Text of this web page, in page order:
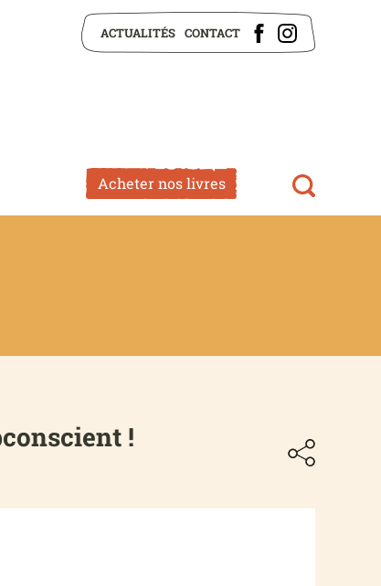
ACTUALITÉS CONTACT
Acheter nos livres
!